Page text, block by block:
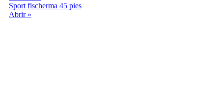
Sport fischerma 45 pies
Abrir »